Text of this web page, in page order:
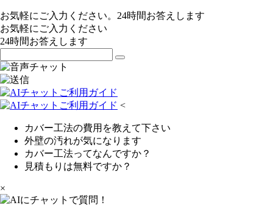
お気軽にご入力ください。24時間お答えします
お気軽にご入力ください
24時間お答えします
<
カバー工法の費用を教えて下さい
外壁の汚れが気になります
カバー工法ってなんですか？
見積もりは無料ですか？
×